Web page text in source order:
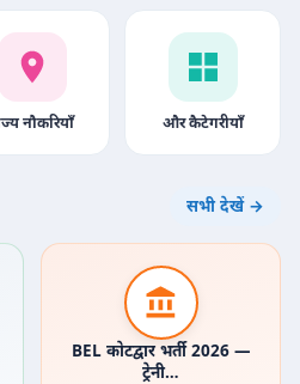
नौकरियाँ और कैटेगरीयाँ
सभी देखें →
BEL कोटद्वार भर्ती 2026 —
ट्रेनी…